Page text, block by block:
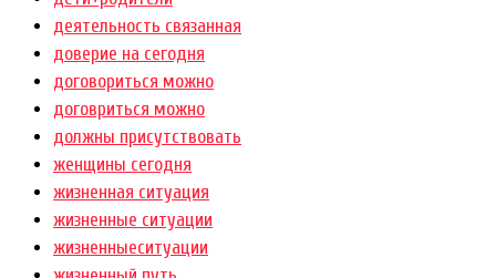
деятельность связанная
доверие на сегодня
договориться можно
договриться можно
должны присутствовать
женщины сегодня
жизненная ситуация
жизненные ситуации
жизненныеситуации